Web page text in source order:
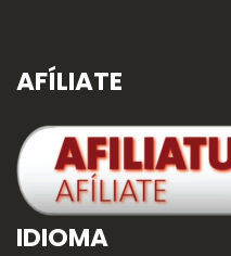
AFÍLIATE
IDIOMA